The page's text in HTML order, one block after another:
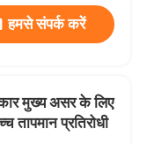
हमसे संपर्क करें
मुख्य असर के लिए
प्रतिरोधी